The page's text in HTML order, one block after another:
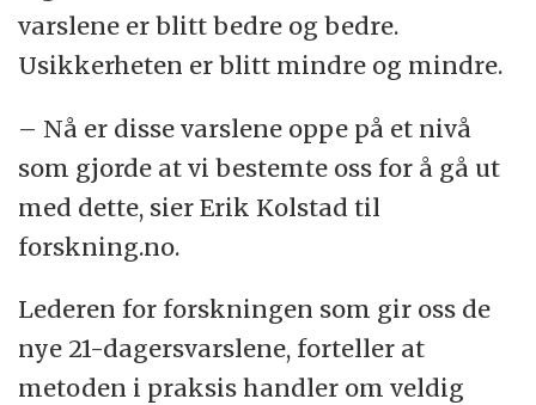
varslene er blitt bedre og bedre.
Usikkerheten er blitt mindre og mindre.
– Nå er disse varslene oppe på et nivå
som gjorde at vi bestemte oss for å gå ut
med dette, sier Erik Kolstad til
forskning.no.
Lederen for forskningen som gir oss de
nye 21-dagersvarslene, forteller at
metoden i praksis handler om veldig